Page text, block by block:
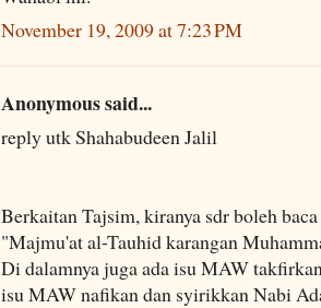
November 19, 2009 at 7:23 PM
Anonymous said...
reply utk Shahabudeen Jalil
Berkaitan Tajsim, kiranya sdr boleh
"Majmu'at al-Tauhid karangan
Di dalamnya juga ada isu MAW
isu MAW nafikan dan syirikkan Nabi